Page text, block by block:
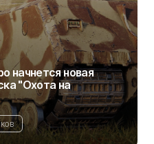
начнется новая
"Охота на